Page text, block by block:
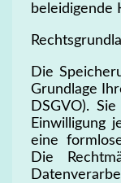
beleidigende
Die
Grundlage
DSGVO).
Einwilligung
eine
Die